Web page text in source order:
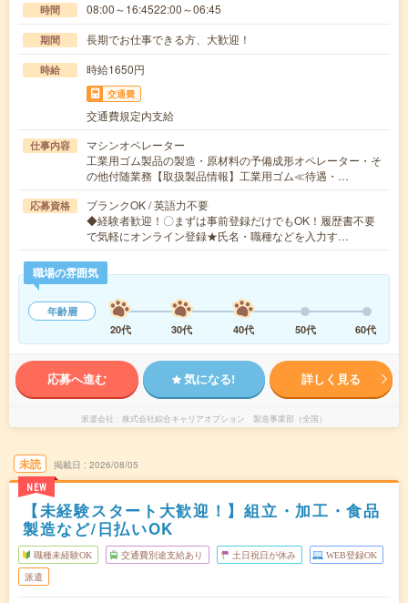
時間 08:00～16:4522:00～06:45
期間 長期でお仕事できる方、大歓迎！
時給 時給1650円
交通費
交通費規定内支給
仕事内容
マシンオペレーター
工業用ゴム製品の製造・原材料の予備成形オペレーター・そ
の他付随業務【取扱製品情報】工業用ゴム≪待遇・…
応募資格
ブランクOK / 英語力不要
◆経験者歓迎！〇まずは事前登録だけでもOK！履歴書不要
で気軽にオンライン登録★氏名・職種などを入力す…
職場の雰囲気
年齢層
20代
30代 40代 50代 60代
応募へ進む 気になる! 詳しく見る
派遣会社 株式会社綜合キャリアオプション 製造事業部（全国）
未読
NEW
掲載日 2026/08/05
【未経験スタート大歓迎！】組立・加工・食品
製造など/日払いOK
職種未経験OK 交通費別途支給あり 土日祝日が休み WEB登録OK
派遣